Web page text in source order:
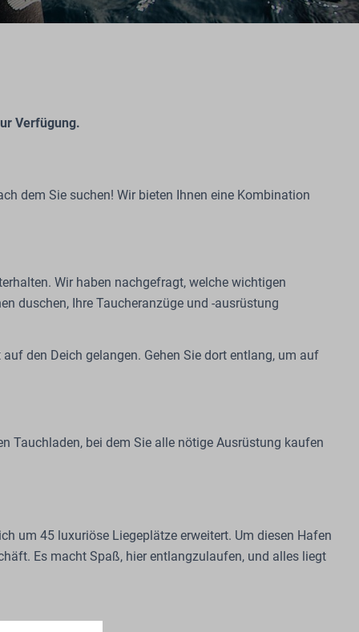
Verfügung.
dem Sie suchen! Wir bieten Ihnen eine Kombination
Wir haben nachgefragt, welche wichtigen
duschen, Ihre Taucheranzüge und -ausrüstung
den Deich gelangen. Gehen Sie dort entlang, um auf
Tauchladen, bei dem Sie alle nötige Ausrüstung kaufen
um 45 luxuriöse Liegeplätze erweitert. Um diesen Hafen
Es macht Spaß, hier entlangzulaufen, und alles liegt